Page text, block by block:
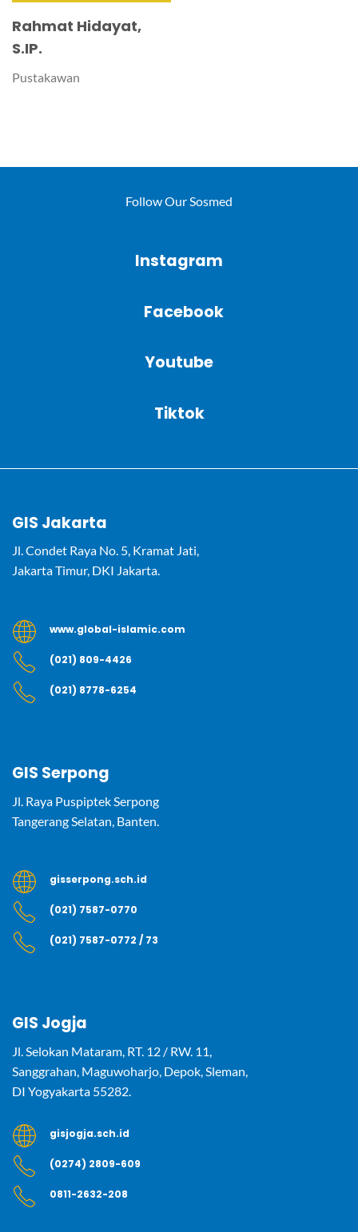
Rahmat Hidayat,
S.IP.
Pustakawan
Follow Our Sosmed
Instagram
Facebook
Youtube
Tiktok
GIS Jakarta
Jl. Condet Raya No. 5, Kramat Jati,
Jakarta Timur, DKI Jakarta.
www.global-islamic.com
(021) 809-4426
(021) 8778-6254
GIS Serpong
Jl. Raya Puspiptek Serpong
Tangerang Selatan, Banten.
gisserpong.sch.id
(021) 7587-0770
(021) 7587-0772 / 73
GIS Jogja
Jl. Selokan Mataram, RT. 12 / RW. 11,
Sanggrahan, Maguwoharjo, Depok, Sleman,
DI Yogyakarta 55282.
gisjogja.sch.id
(0274) 2809-609
0811-2632-208